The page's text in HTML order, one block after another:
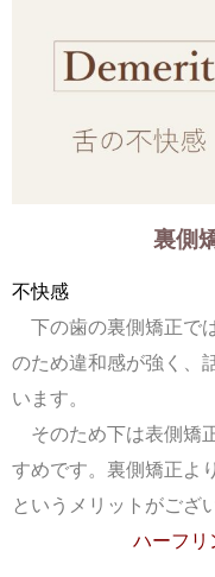
裏側
不快感
下の歯の裏側矯正で
のため違和感が強く、
います。
そのため下は表側矯
すめです。裏側矯正よ
というメリットがござ
ハーフリ